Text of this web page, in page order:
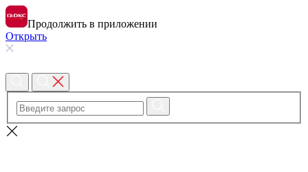
Продолжить в приложении
Открыть